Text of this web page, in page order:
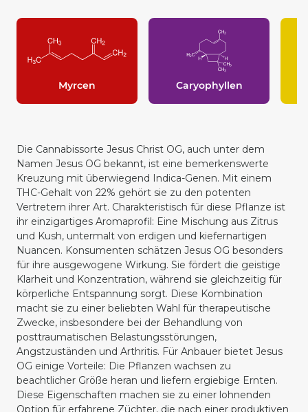
Myrcen Caryophyllen
Die Cannabissorte Jesus Christ OG, auch unter dem
Namen Jesus OG bekannt, ist eine bemerkenswerte
Kreuzung mit überwiegend
Indica-Genen. Mit einem
THC-Gehalt von 22% gehört sie zu den potenten
Vertretern ihrer Art. Charakteristisch für diese Pflanze ist
ihr einzigartiges Aromaprofil: Eine Mischung aus Zitrus
und Kush, untermalt von erdigen und kiefernartigen
Nuancen. Konsumenten schätzen Jesus OG besonders
für ihre ausgewogene Wirkung. Sie fördert die geistige
Klarheit und Konzentration, während sie gleichzeitig für
körperliche Entspannung sorgt. Diese Kombination
macht sie zu einer beliebten Wahl für therapeutische
Zwecke, insbesondere bei der Behandlung von
posttraumatischen Belastungsstörungen,
Angstzuständen und Arthritis. Für Anbauer bietet Jesus
OG einige Vorteile: Die Pflanzen wachsen zu
beachtlicher Größe heran und liefern ergiebige Ernten.
Diese Eigenschaften machen sie zu einer lohnenden
Option für erfahrene Züchter, die nach einer produktiven